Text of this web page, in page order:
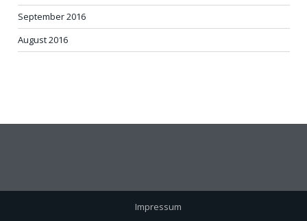
September 2016
August 2016
Impressum